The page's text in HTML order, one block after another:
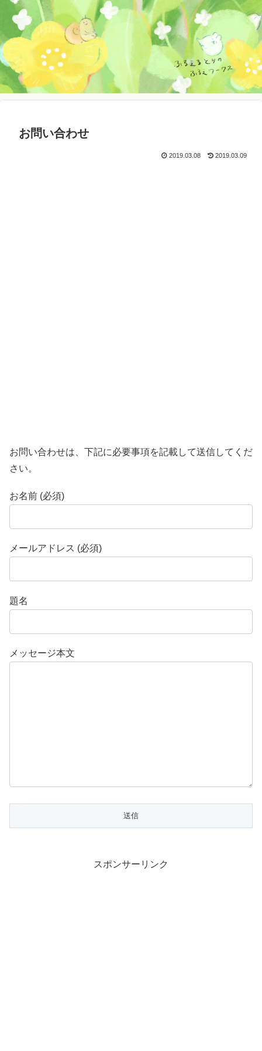
お問い合わせ
2019.03.08 2019.03.09
お問い合わせは、下記に必要事項を記載して送信してくだ
さい。
お名前 (必須)
メールアドレス (必須)
題名
メッセージ本文
スポンサーリンク